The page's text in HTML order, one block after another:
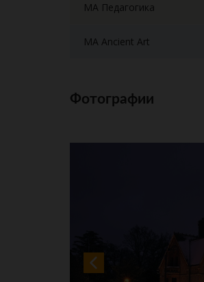
MA Педагогика
MA Ancient Art
Фотографии